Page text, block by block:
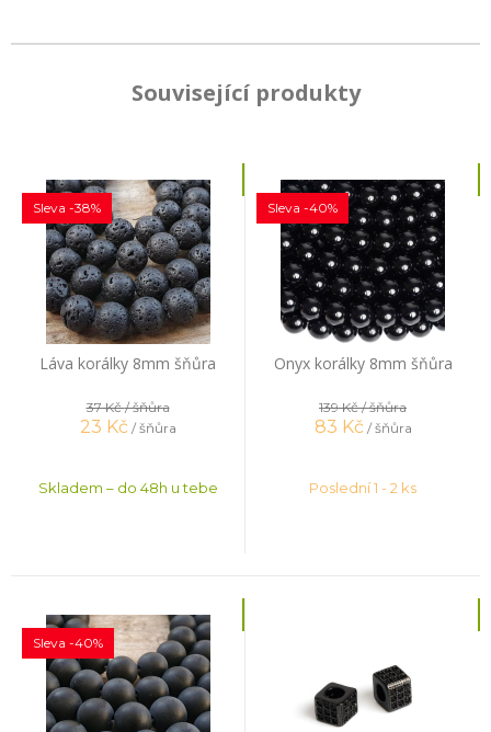
Související produkty
Láva korálky 8mm šňůra
Sleva -38%
37 Kč/ šňůra
23 Kč / šňůra
Skladem – do 48h u tebe
Onyx korálky 8mm šňůra
Sleva -40%
139 Kč/ šňůra
83 Kč / šňůra
Poslední 1 - 2 ks
Sleva -40%